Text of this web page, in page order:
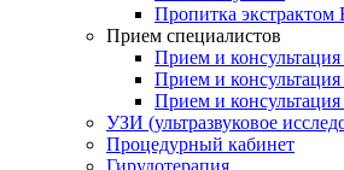
Пропитка экстрактом
Прием специалистов
Прием и консультация
Прием и
Прием и консультация
УЗИ (ультразвуковое
Процедурный кабинет
Гирудотерапия